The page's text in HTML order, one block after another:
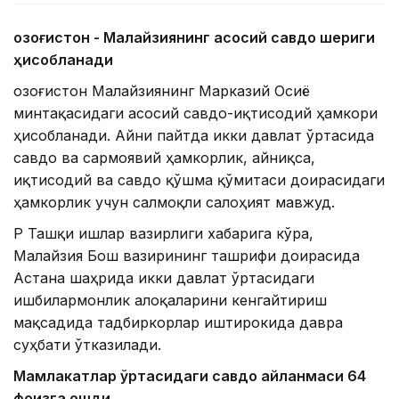
Қозоғистон - Малайзиянинг асосий савдо шериги
ҳисобланади
Қозоғистон Малайзиянинг Марказий Осиё
минтақасидаги асосий савдо-иқтисодий ҳамкори
ҳисобланади. Айни пайтда икки давлат ўртасида
савдо ва сармоявий ҳамкорлик, айниқса,
иқтисодий ва савдо қўшма қўмитаси доирасидаги
ҳамкорлик учун салмоқли салоҳият мавжуд.
ҚР Ташқи ишлар вазирлиги хабарига кўра,
Малайзия Бош вазирининг ташрифи доирасида
Астана шаҳрида икки давлат ўртасидаги
ишбилармонлик алоқаларини кенгайтириш
мақсадида тадбиркорлар иштирокида давра
суҳбати ўтказилади.
Мамлакатлар ўртасидаги савдо айланмаси 64